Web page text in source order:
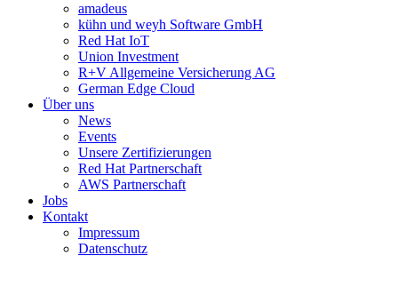
amadeus
kühn und weyh Software GmbH
Red Hat IoT
Union Investment
R+V Allgemeine Versicherung AG
German Edge Cloud
Über uns
News
Events
Unsere Zertifizierungen
Red Hat Partnerschaft
AWS Partnerschaft
Jobs
Kontakt
Impressum
Datenschutz